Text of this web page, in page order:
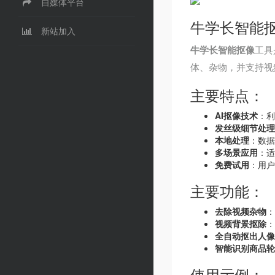
新站加入 牛学长智能
牛学长智能抠像工
体、杂物，并支持
主要特点：
AI抠像技术 ：
发丝级细节处理
本地处理 ：数
多场景应用 ：
免费试用 ：用
主要功能：
去除视频杂物
视频背景抠除
全自动抠出人像
智能识别商品